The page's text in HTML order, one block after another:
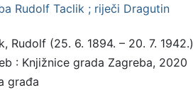
Rudolf Taclik ; riječi Dragutin
Rudolf (25. 6. 1894. – 20. 7. 1942.)
: Knjižnice grada Zagreba, 2020
građa